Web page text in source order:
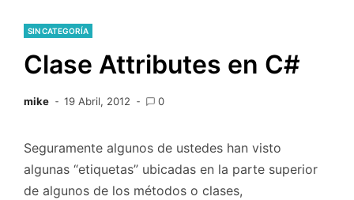
SIN CATEGORÍA
Clase Attributes en C#
mike 19 Abril, 2012 0
Seguramente algunos de ustedes han visto
algunas “etiquetas” ubicadas en la parte superior
de algunos de los métodos o clases,